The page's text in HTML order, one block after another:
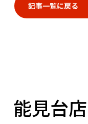
記事一覧に戻る
能見台店